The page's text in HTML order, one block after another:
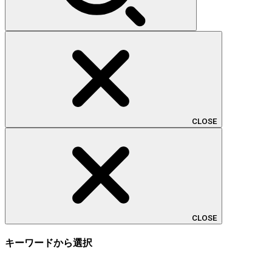
CLOSE
CLOSE
キーワードから選択